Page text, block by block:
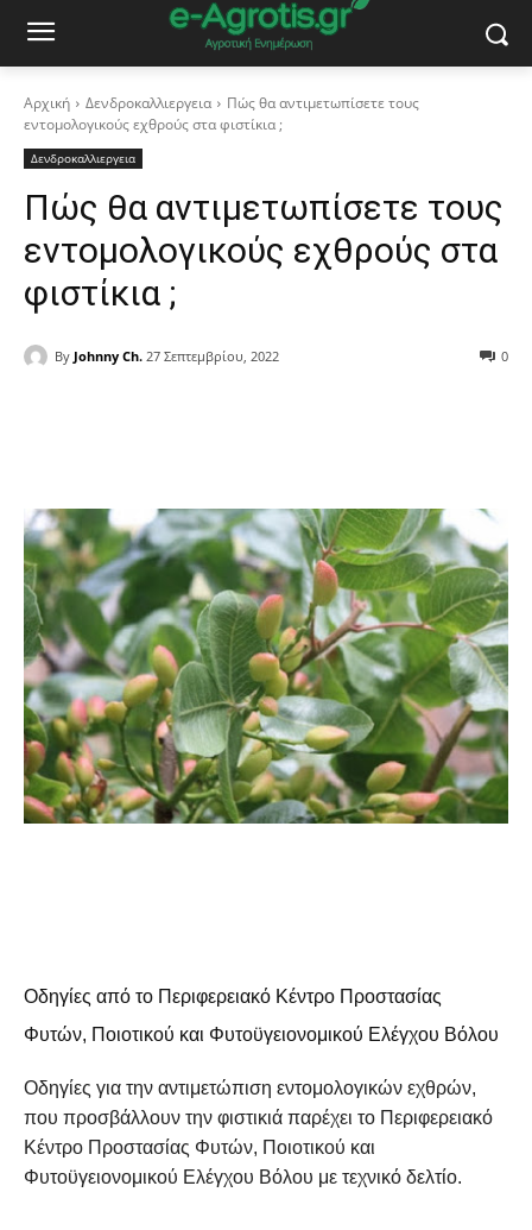
Αρχική Δενδροκαλλιεργεια
Πώς θα αντιμετωπίσετε τους
εντομολογικούς εχθρούς στα φιστίκια ;
Δενδροκαλλιεργεια
Πώς θα αντιμετωπίσετε τους
εντομολογικούς εχθρούς στα
φιστίκια ;
By Johnny Ch. 27 Σεπτεμβρίου, 2022 0
Οδηγίες από το Περιφερειακό Κέντρο Προστασίας
Φυτών, Ποιοτικού και Φυτοϋγειονομικού Ελέγχου Βόλου
Οδηγίες για την αντιμετώπιση εντομολογικών εχθρών,
που προσβάλλουν την φιστικιά παρέχει το Περιφερειακό
Κέντρο Προστασίας Φυτών, Ποιοτικού και
Φυτοϋγειονομικού Ελέγχου Βόλου με τεχνικό δελτίο.